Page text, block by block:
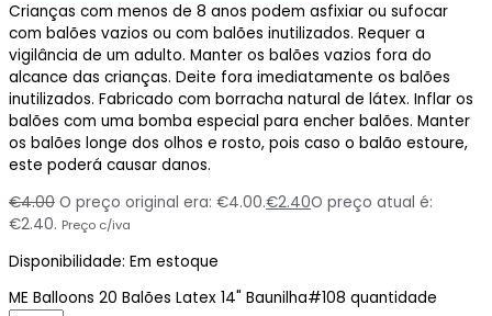
Crianças com menos de 8 anos podem asfixiar ou sufocar
com balões vazios ou com balões inutilizados. Requer a
vigilância de um adulto. Manter os balões vazios fora do
alcance das crianças. Deite fora imediatamente os balões
inutilizados. Fabricado com borracha natural de látex. Inflar os
balões com uma bomba especial para encher balões. Manter
os balões longe dos olhos e rosto, pois caso o balão estoure,
este poderá causar danos.
€4.00 O preço original era: €4.00.€2.40O preço atual é:
€2.40. Preço c/iva
Disponibilidade: Em estoque
ME Balloons 20 Balões Latex 14" Baunilha#108 quantidade